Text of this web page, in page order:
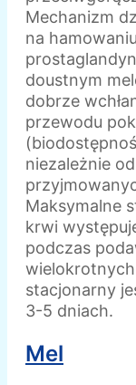
Mechanizm
na
doustnym
dobrze
przewodu
niezależnie od
Maksymalne
krwi
podczas
stacjonarny
3-5 dniach.
Mel